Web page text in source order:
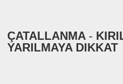
ÇATALLANMA -
YARILMAYA DIKKAT